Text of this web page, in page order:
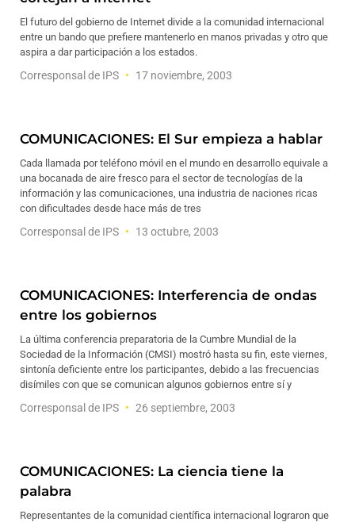
El futuro del gobierno de Internet divide a la comunidad internacional
entre un bando que prefiere mantenerlo en manos privadas y otro que
aspira a dar participación a los estados.
Corresponsal de IPS 17 noviembre, 2003
COMUNICACIONES: El Sur empieza a hablar
Cada llamada por teléfono móvil en el mundo en desarrollo equivale a
una bocanada de aire fresco para el sector de tecnologías de la
información y las comunicaciones, una industria de naciones ricas
con dificultades desde hace más de tres
Corresponsal de IPS 13 octubre, 2003
COMUNICACIONES: Interferencia de ondas
entre los gobiernos
La última conferencia preparatoria de la Cumbre Mundial de la
Sociedad de la Información (CMSI) mostró hasta su fin, este viernes,
sintonía deficiente entre los participantes, debido a las frecuencias
disímiles con que se comunican algunos gobiernos entre sí y
Corresponsal de IPS 26 septiembre, 2003
COMUNICACIONES: La ciencia tiene la
palabra
Representantes de la comunidad científica internacional lograron que